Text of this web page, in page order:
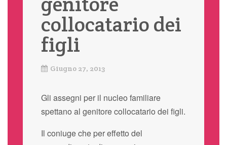
collocatario dei
figli
Giugno 27, 2013
Gli assegni per il nucleo familiare
spettano al genitore collocatario dei figli.
Il coniuge che per effetto del